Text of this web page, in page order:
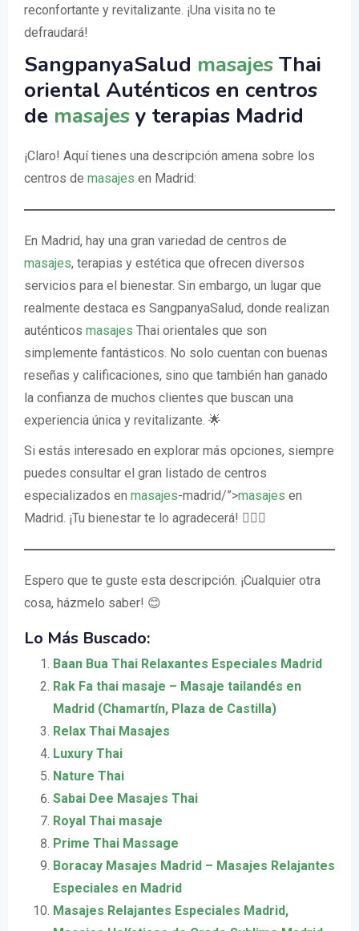
reconfortante y revitalizante. ¡Una visita no te
defraudará!
SangpanyaSalud masajes Thai
oriental Auténticos en centros
de masajes y terapias Madrid
¡Claro! Aquí tienes una descripción amena sobre los
centros de masajes en Madrid:
En Madrid, hay una gran variedad de centros de
masajes, terapias y estética que ofrecen diversos
servicios para el bienestar. Sin embargo, un lugar que
realmente destaca es SangpanyaSalud, donde realizan
auténticos masajes Thai orientales que son
simplemente fantásticos. No solo cuentan con buenas
reseñas y calificaciones, sino que también han ganado
la confianza de muchos clientes que buscan una
experiencia única y revitalizante. 🌟
Si estás interesado en explorar más opciones, siempre
puedes consultar el gran listado de centros
especializados en masajes-madrid/”>masajes en
Madrid. ¡Tu bienestar te lo agradecerá! 💆‍♂️✨
Espero que te guste esta descripción. ¡Cualquier otra
cosa, házmelo saber! 😊
Lo Más Buscado:
Baan Bua Thai Relaxantes Especiales Madrid
Rak Fa thai masaje – Masaje tailandés en
Madrid (Chamartín, Plaza de Castilla)
Relax Thai Masajes
Luxury Thai
Nature Thai
Sabai Dee Masajes Thai
Royal Thai masaje
Prime Thai Massage
Boracay Masajes Madrid – Masajes Relajantes
Especiales en Madrid
Masajes Relajantes Especiales Madrid,